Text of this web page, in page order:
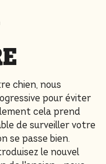
chien, nous
pour éviter
cela prend
de surveiller votre
se passe bien.
le nouvel